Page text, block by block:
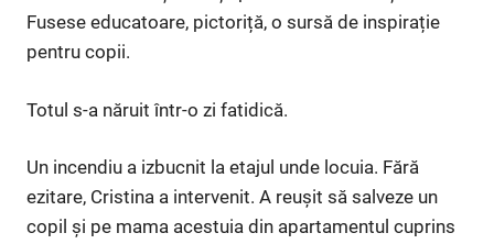
Fusese educatoare, pictoriță, o sursă de inspirație
pentru copii.
Totul s-a năruit într-o zi fatidică.
Un incendiu a izbucnit la etajul unde locuia. Fără
ezitare, Cristina a intervenit. A reușit să salveze un
copil și pe mama acestuia din apartamentul cuprins